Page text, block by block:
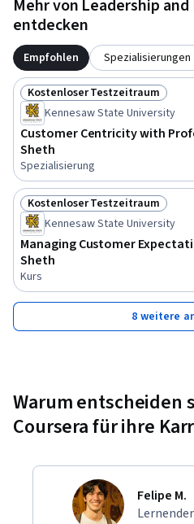
Mehr von Leadership
entdecken
Empfohlen Spezialisierungen
Status: Kostenloser
Kostenloser Testzeitraum
Kennesaw State University
Customer Centricity with
Sheth
Spezialisierung
Status: Kostenloser
Kostenloser Testzeitraum
Kennesaw State University
Managing Customer
Sheth
Kurs
8 weitere
Warum entscheiden
Coursera für ihre
Felipe M.